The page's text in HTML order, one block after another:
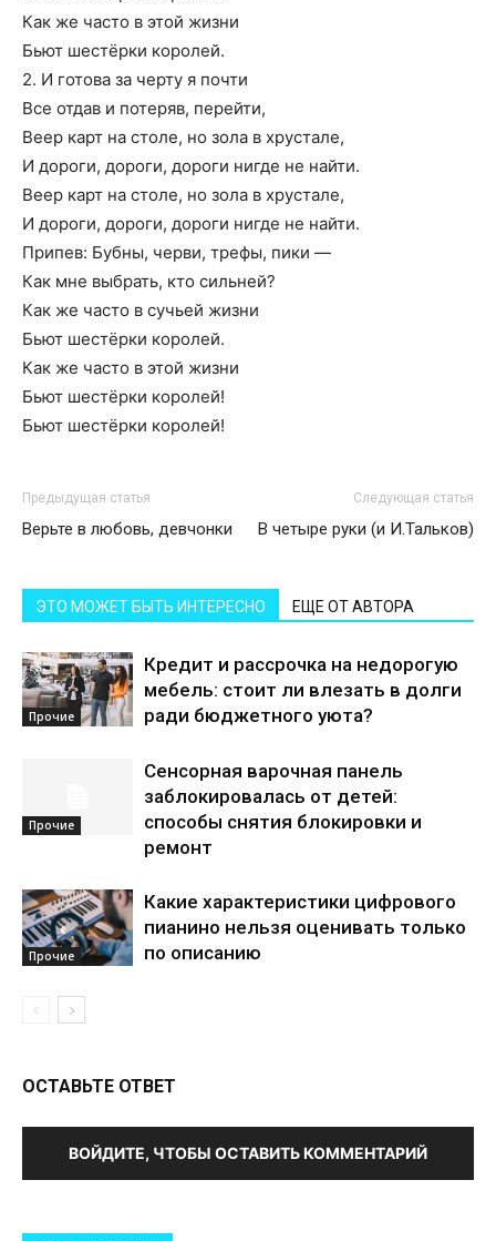
Как же часто в этой жизни
Бьют шестёрки королей.
2. И готова за черту я почти
Все отдав и потеряв, перейти,
Веер карт на столе, но зола в хрустале,
И дороги, дороги, дороги нигде не найти.
Веер карт на столе, но зола в хрустале,
И дороги, дороги, дороги нигде не найти.
Припев: Бубны, черви, трефы, пики —
Как мне выбрать, кто сильней?
Как же часто в сучьей жизни
Бьют шестёрки королей.
Как же часто в этой жизни
Бьют шестёрки королей!
Бьют шестёрки королей!
Предыдущая статья
Верьте в любовь, девчонки
Следующая статья
В четыре руки (и И.Тальков)
ЭТО МОЖЕТ БЫТЬ ИНТЕРЕСНО ЕЩЕ ОТ АВТОРА
Прочие
Кредит и рассрочка на недорогую
мебель: стоит ли влезать в долги
ради бюджетного уюта?
Прочие
Сенсорная варочная панель
заблокировалась от детей:
способы снятия блокировки и
ремонт
Прочие
Какие характеристики цифрового
пианино нельзя оценивать только
по описанию
ОСТАВЬТЕ ОТВЕТ
ВОЙДИТЕ, ЧТОБЫ ОСТАВИТЬ КОММЕНТАРИЙ